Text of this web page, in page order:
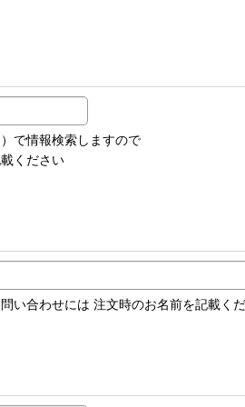
で情報検索しますので
ください
い合わせには 注文時のお名前を記載く